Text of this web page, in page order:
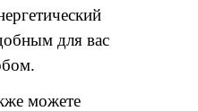
для вас
можете